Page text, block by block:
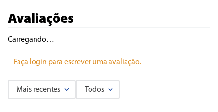
Avaliações
Carregando…
Faça login para escrever uma avaliação.
Mais recentes Todos